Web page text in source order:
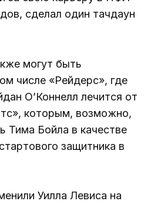
сделал один тачдаун
могут быть
числе «Рейдерс», где
О’Коннелл лечится от
которым, возможно,
Тима Бойла в качестве
защитника в
Уилла Левиса на